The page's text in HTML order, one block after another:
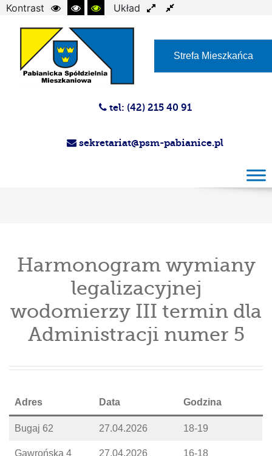
Kontrast
Układ
Strefa Mieszkańca
tel: (42) 215 40 91
sekretariat@psm-pabianice.pl
Harmonogram wymiany
legalizacyjnej
wodomierzy III termin dla
Administracji numer 5
Adres Data Godzina
Bugaj 62 27.04.2026 18-19
Gawrońska 4 27.04.2026 16-18